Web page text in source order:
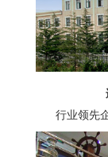
行业领先